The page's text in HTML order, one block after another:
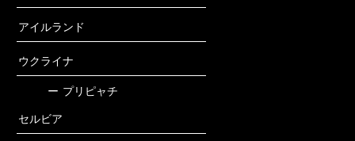
アイルランド
ウクライナ
ー プリピャチ
セルビア